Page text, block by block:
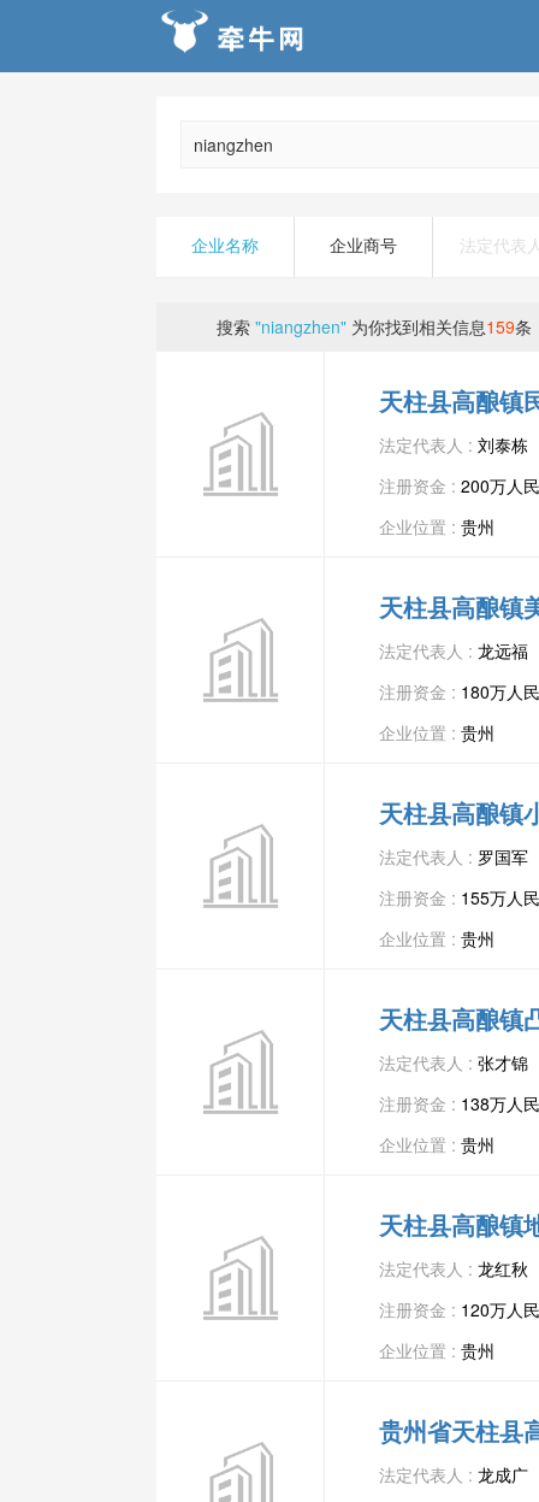
企业名称 企业商号 法定代表
搜索 "niangzhen" 为你找到相关信息159条
天柱县高酿镇
法定代表人 : 刘泰栋
注册资金 : 200万人
企业位置 : 贵州
天柱县高酿镇
法定代表人 : 龙远福
注册资金 : 180万人
企业位置 : 贵州
天柱县高酿镇
法定代表人 : 罗国军
注册资金 : 155万人
企业位置 : 贵州
天柱县高酿镇
法定代表人 : 张才锦
注册资金 : 138万人
企业位置 : 贵州
天柱县高酿镇
法定代表人 : 龙红秋
注册资金 : 120万人
企业位置 : 贵州
贵州省天柱县
法定代表人 : 龙成广